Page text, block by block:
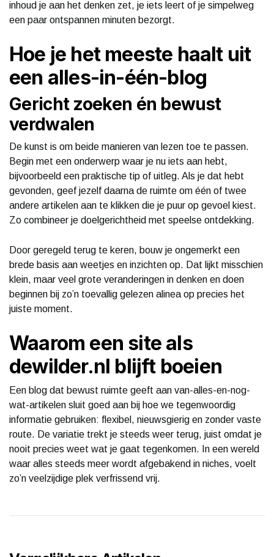
inhoud je aan het denken zet, je iets leert of je simpelweg
een paar ontspannen minuten bezorgt.
Hoe je het meeste haalt uit
een alles-in-één-blog
Gericht zoeken én bewust
verdwalen
De kunst is om beide manieren van lezen toe te passen.
Begin met een onderwerp waar je nu iets aan hebt,
bijvoorbeeld een praktische tip of uitleg. Als je dat hebt
gevonden, geef jezelf daarna de ruimte om één of twee
andere artikelen aan te klikken die je puur op gevoel kiest.
Zo combineer je doelgerichtheid met speelse ontdekking.
Door geregeld terug te keren, bouw je ongemerkt een
brede basis aan weetjes en inzichten op. Dat lijkt misschien
klein, maar veel grote veranderingen in denken en doen
beginnen bij zo’n toevallig gelezen alinea op precies het
juiste moment.
Waarom een site als
dewilder.nl blijft boeien
Een blog dat bewust ruimte geeft aan van-alles-en-nog-
wat-artikelen sluit goed aan bij hoe we tegenwoordig
informatie gebruiken: flexibel, nieuwsgierig en zonder vaste
route. De variatie trekt je steeds weer terug, juist omdat je
nooit precies weet wat je gaat tegenkomen. In een wereld
waar alles steeds meer wordt afgebakend in niches, voelt
zo’n veelzijdige plek verfrissend vrij.